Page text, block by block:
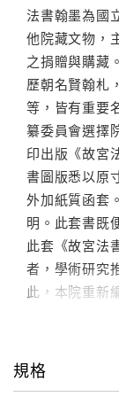
法書翰墨為國
他院藏文物，
之捐贈與購藏
歷朝名賢翰札
等，皆有重要
纂委員會選擇
印出版《故宮
書圖版悉以原
外加紙質函套
明。此套書既
此套《故宮法
者，學術研究
此，本院重新
書圖版改為
輯錄歷代書
顏真卿、玄宗
及徽宗、朱熹
規格